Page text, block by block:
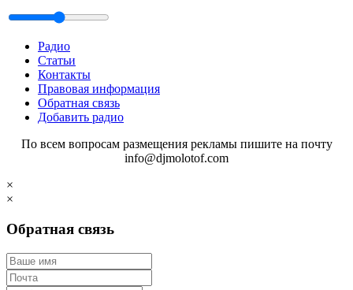
Радио
Статьи
Контакты
Правовая информация
Обратная связь
Добавить радио
По всем вопросам размещения рекламы пишите на почту
info@djmolotof.com
×
×
Обратная связь